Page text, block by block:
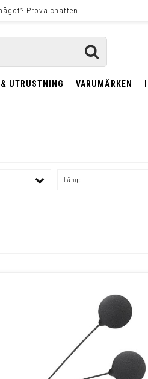
Prova chatten!
& UTRUSTNING VARUMÄRKEN
Längd